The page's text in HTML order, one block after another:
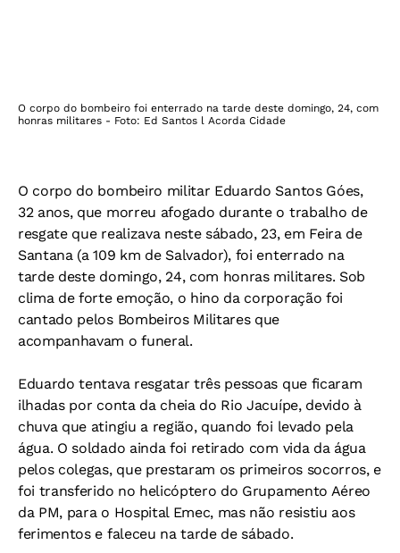
O corpo do bombeiro foi enterrado na tarde deste domingo, 24, com
honras militares - Foto: Ed Santos l Acorda Cidade
O corpo do bombeiro militar Eduardo Santos Góes,
32 anos, que morreu afogado durante o trabalho de
resgate que realizava neste sábado, 23, em Feira de
Santana (a 109 km de Salvador), foi enterrado na
tarde deste domingo, 24, com honras militares. Sob
clima de forte emoção, o hino da corporação foi
cantado pelos Bombeiros Militares que
acompanhavam o funeral.
Eduardo tentava resgatar três pessoas que ficaram
ilhadas por conta da cheia do Rio Jacuípe, devido à
chuva que atingiu a região, quando foi levado pela
água. O soldado ainda foi retirado com vida da água
pelos colegas, que prestaram os primeiros socorros, e
foi transferido no helicóptero do Grupamento Aéreo
da PM, para o Hospital Emec, mas não resistiu aos
ferimentos e faleceu na tarde de sábado.